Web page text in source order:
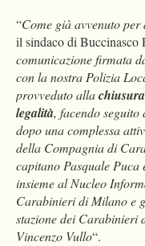
“Come già avvenuto
il sindaco di Buccinasco
comunicazione firmata
con la nostra Polizia
provveduto alla
legalità, facendo
dopo una complessa
della Compagnia di
capitano Pasquale
insieme al Nucleo
Carabinieri di Milano e
stazione dei Carabinieri
Vincenzo Vullo“.